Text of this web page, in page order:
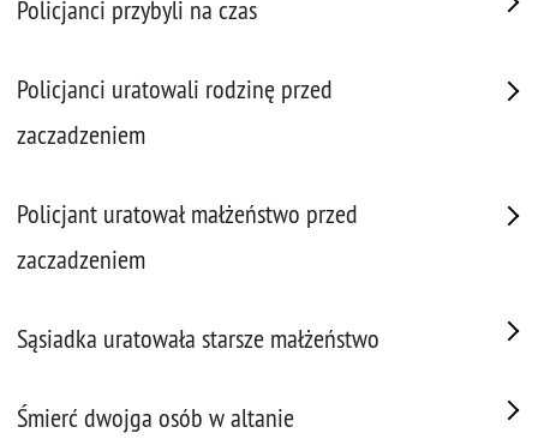
Policjanci przybyli na czas
Policjanci uratowali rodzinę przed
zaczadzeniem
Policjant uratował małżeństwo przed
zaczadzeniem
Sąsiadka uratowała starsze małżeństwo
Śmierć dwojga osób w altanie